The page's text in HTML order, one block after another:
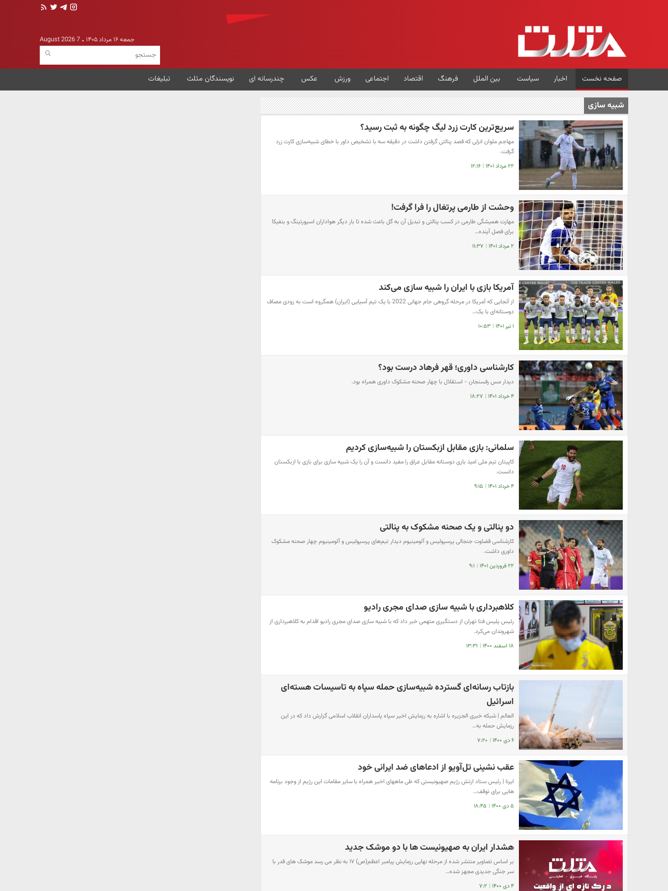
جمعه ۱۶ مرداد ۱۴۰۵ 7 August 2026
صفحه نخست اخبار سیاست بین الملل فرهنگ اقتصاد اجتماعی ورزش عکس چندرسانه ای نویسندگان مثلث تبلیغات
شبیه سازی
سریع‌ترین کارت زرد لیگ چگونه به ثبت رسید؟
مهاجم ملوان انزلی که قصد پنالتی گرفتن داشت در دقیقه سه با تشخیص داور با خطای شبیه‌سازی کارت زرد
گرفت.
۲۲ مرداد ۱۴۰۱ | ۱۲:۱۶
وحشت از طارمی پرتغال را فرا گرفت!
مهارت همیشگی طارمی در کسب پنالتی و تبدیل آن به گل باعث شده تا بار دیگر هواداران اسپورتینگ و بنفیکا
برای فصل آینده…
۲ مرداد ۱۴۰۱ | ۱۱:۳۷
آمریکا بازی با ایران را شبیه سازی می‌کند
از آنجایی که آمریکا در مرحله گروهی جام جهانی 2022 با یک تیم آسیایی (ایران) همگروه است به زودی مصاف
دوستانه‌ای با یک…
۱ تیر ۱۴۰۱ | ۱۰:۵۳
کارشناسی داوری؛ قهر فرهاد درست بود؟
دیدار مس رفسنجان - استقلال با چهار صحنه مشکوک داوری همراه بود.
۴ خرداد ۱۴۰۱ | ۱۸:۲۷
سلمانی: بازی مقابل ازبکستان را شبیه‌سازی کردیم
کاپیتان تیم ملی امید بازی دوستانه مقابل عراق را مفید دانست و آن را یک شبیه سازی برای بازی با ازبکستان
دانست.
۴ خرداد ۱۴۰۱ | ۹:۱۵
دو پنالتی و یک صحنه مشکوک به پنالتی
کارشناسی قضاوت جنجالی پرسپولیس و آلومینیوم دیدار تیم‌های پرسپولیس و آلومینیوم چهار صحنه مشکوک
داوری داشت.
۲۲ فروردین ۱۴۰۱ | ۹:۱
کلاهبرداری با شبیه سازی صدای مجری رادیو
رئیس پلیس فتا تهران از دستگیری متهمی خبر داد که با شبیه سازی صدای مجری رادیو اقدام به کلاهبرداری از
شهروندان می‌کرد.
۱۸ اسفند ۱۴۰۰ | ۱۳:۳۱
بازتاب رسانه‌ای گسترده شبیه‌سازی حمله سپاه به تاسیسات هسته‌ای
اسرائیل
العالم | شبکه خبری الجزیره با اشاره به رزمایش اخیر سپاه پاسداران انقلاب اسلامی گزارش داد که در این
رزمایش حمله به…
۶ دی ۱۴۰۰ | ۷:۲۰
عقب‌ نشینی تل‌آویو از ادعاهای ضد ایرانی خود
ایرنا | رئیس ستاد ارتش رژیم صهیونیستی که طی ماههای اخیر همراه با سایر مقامات این رژیم از وجود برنامه
هایی برای توقف…
۵ دی ۱۴۰۰ | ۱۸:۴۵
هشدار ایران به صهیونیست ها با دو موشک جدید
بر اساس تصاویر منتشر شده از مرحله نهایی رزمایش پیامبر اعظم(ص) ۱۷ به نظر می رسد موشک های قدر با
سر جنگی جدیدی مجهز شده…
۴ دی ۱۴۰۰ | ۷:۲